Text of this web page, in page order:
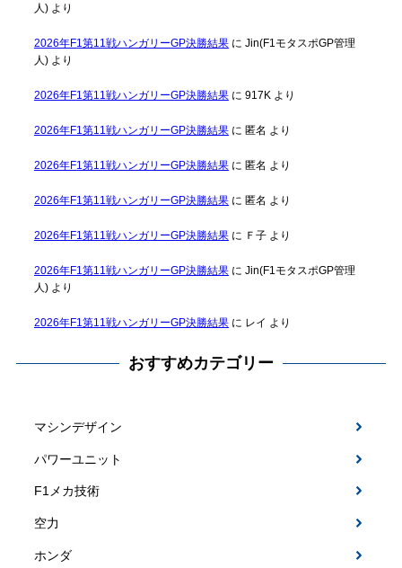
人)より
2026年F1第11戦ハンガリーGP決勝結果に Jin(F1モタスポGP管理
人)より
2026年F1第11戦ハンガリーGP決勝結果に 917Kより
2026年F1第11戦ハンガリーGP決勝結果に 匿名 より
2026年F1第11戦ハンガリーGP決勝結果に 匿名 より
2026年F1第11戦ハンガリーGP決勝結果に 匿名 より
2026年F1第11戦ハンガリーGP決勝結果に Ｆ子より
2026年F1第11戦ハンガリーGP決勝結果に Jin(F1モタスポGP管理
人)より
2026年F1第11戦ハンガリーGP決勝結果に レイ より
おすすめカテゴリー
マシンデザイン
パワーユニット
F1メカ技術
空力
ホンダ